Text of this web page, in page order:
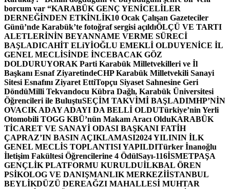
borcum var “KARABÜK GENÇ YENİCELİLER
DERNEĞİNDEN ETKİNLİK10 Ocak Çalışan Gazeteciler
Günü’nde Karabük’te fotoğraf sergisi açıldıÖLÇÜ VE TARTI
ALETLERİNİN BEYANNAME VERME SÜRECİ
BAŞLADICAHİT ELiYİOĞLU EMEKLİ OLDUYENİCE İL
GENEL MECLİSİNDE İNCEBACAK GÖZ
DOLDURUYORAK Parti Karabük Milletvekilleri ve İl
Başkanı Esnaf ZiyaretindeCHP Karabük Milletvekili Sanayi
Sitesi Esnafını Ziyaret EttiTopçu Siyaset Sahnesine Geri
DöndüMilli Tekvandocu Kübra Dağlı, Karabük Üniversitesi
Öğrencileri ile BuluştuSEÇİM TAKVİMİ BAŞLADIMHP’NİN
OVACIK ADAY ADAYI DA BELLİ OLDUTürkiye’nin Yerli
Otomobili TOGG KBÜ’nün Makam Aracı OlduKARABÜK
TİCARET VE SANAYİ ODASI BAŞKANI FATİH
ÇAPRAZ’IN BASIN AÇIKLAMASI2024 YILININ İLK
GENEL MECLİS TOPLANTISI YAPILDITürker İnanoğlu
İletişim Fakültesi Öğrencilerine 4 ÖdülSayı-116İSMETPAŞA
GENÇLİK PLATFORMU KURULDUİLKBAL ÖREN
PSİKOLOG VE DANIŞMANLIK MERKEZİİSTANBUL
BEYLİKDÜZÜ DEREAĞZI MAHALLESİ MUHTAR